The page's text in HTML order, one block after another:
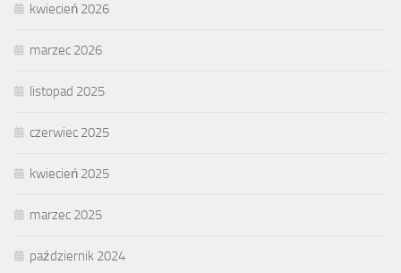
kwiecień 2026
marzec 2026
listopad 2025
czerwiec 2025
kwiecień 2025
marzec 2025
październik 2024